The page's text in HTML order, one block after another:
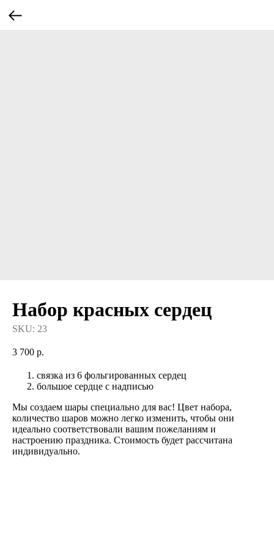
Набор красных сердец
SKU: 23
3 700 р.
связка из 6 фольгированных сердец
большое сердце с надписью
Мы создаем шары специально для вас! Цвет набора,
количество шаров можно легко изменить, чтобы они
идеально соответствовали вашим пожеланиям и
настроению праздника. Стоимость будет рассчитана
индивидуально.